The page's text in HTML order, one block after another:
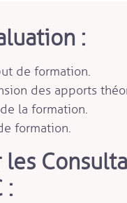
:
de formation.
des apports
la formation.
formation.
: